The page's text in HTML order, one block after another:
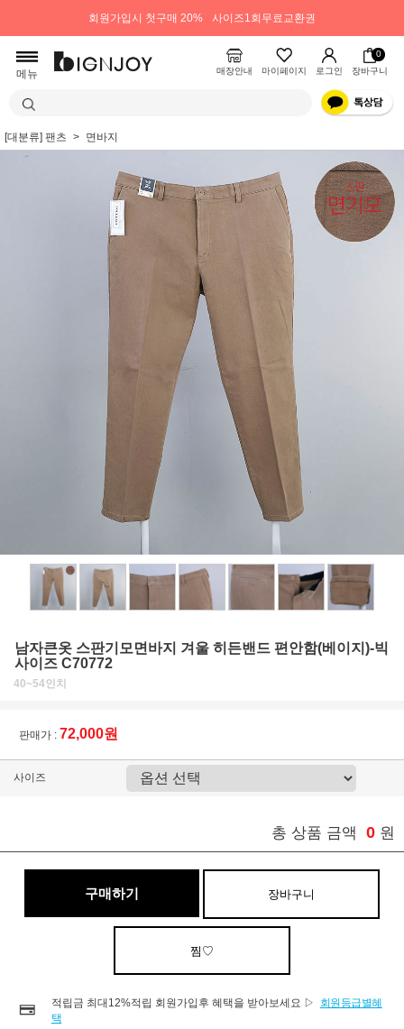
회원가입시 첫구매 20% 사이즈1회무료교환권
메뉴 매장안내 마이페이지 로그인
0
장바구니
[대분류] 팬츠 면바지
남자큰옷 스판기모면바지 겨울 히든밴드 편안함(베이지)-빅
사이즈 C70772
40~54인치
판매가 : 72,000원
사이즈
총 상품 금액 0 원
구매하기 장바구니
찜♡
적립금 최대12%적립 회원가입후 혜택을 받아보세요 ▷
회원등급별혜
택